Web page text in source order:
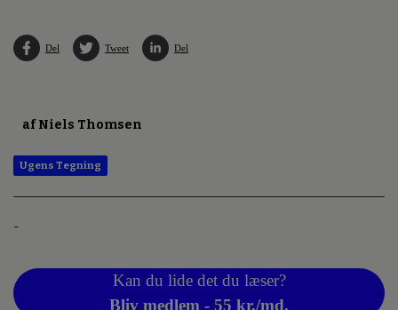
Del Tweet Del
af Niels Thomsen
Ugens Tegning
-
Kan du lide det du læser?
Bliv medlem - 55 kr./md.